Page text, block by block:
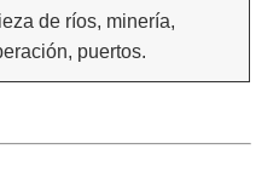
de ríos, minería,
puertos.